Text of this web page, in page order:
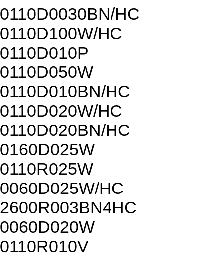
0110D0030BN/HC
0110D100W/HC
0110D010P
0110D050W
0110D010BN/HC
0110D020W/HC
0110D020BN/HC
0160D025W
0110R025W
0060D025W/HC
2600R003BN4HC
0060D020W
0110R010V